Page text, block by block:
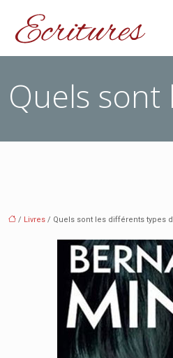
Quels
/ Livres / Quels sont les différents types